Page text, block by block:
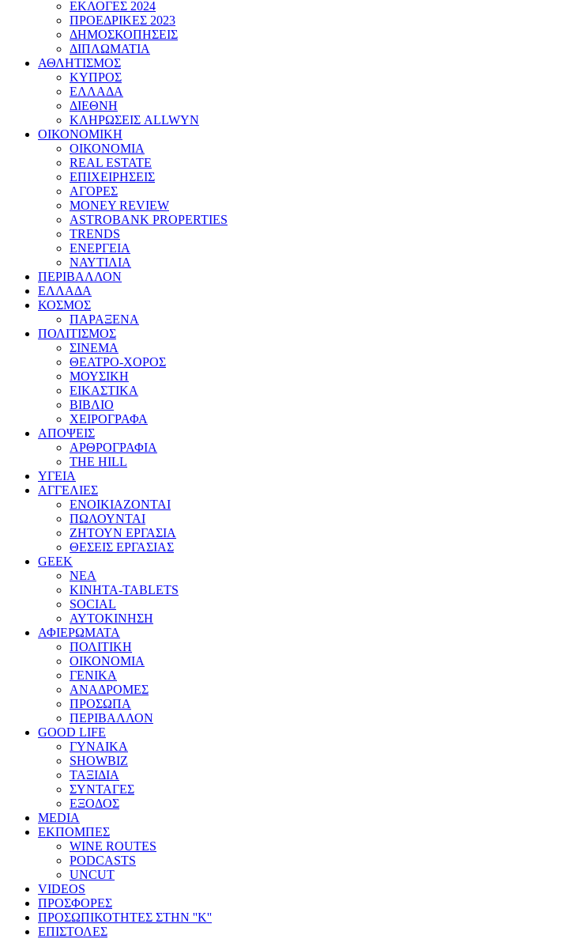
ΕΚΛΟΓΕΣ 2024
ΠΡΟΕΔΡΙΚΕΣ 2023
ΔΗΜΟΣΚΟΠΗΣΕΙΣ
ΔΙΠΛΩΜΑΤΙΑ
ΑΘΛΗΤΙΣΜΟΣ
ΚΥΠΡΟΣ
ΕΛΛΑΔΑ
ΔΙΕΘΝΗ
ΚΛΗΡΩΣΕΙΣ ALLWYN
ΟΙΚΟΝΟΜΙΚΗ
ΟΙΚΟΝΟΜΙΑ
REAL ESTATE
ΕΠΙΧΕΙΡΗΣΕΙΣ
ΑΓΟΡΕΣ
MONEY REVIEW
ASTROBANK PROPERTIES
TRENDS
ΕΝΕΡΓΕΙΑ
ΝΑΥΤΙΛΙΑ
ΠΕΡΙΒΑΛΛΟΝ
ΕΛΛΑΔΑ
ΚΟΣΜΟΣ
ΠΑΡΑΞΕΝΑ
ΠΟΛΙΤΙΣΜΟΣ
ΣΙΝΕΜΑ
ΘΕΑΤΡΟ-ΧΟΡΟΣ
ΜΟΥΣΙΚΗ
ΕΙΚΑΣΤΙΚΑ
ΒΙΒΛΙΟ
ΧΕΙΡΟΓΡΑΦΑ
ΑΠΟΨΕΙΣ
ΑΡΘΡΟΓΡΑΦΙΑ
THE HILL
ΥΓΕΙΑ
ΑΓΓΕΛΙΕΣ
ΕΝΟΙΚΙΑΖΟΝΤΑΙ
ΠΩΛΟΥΝΤΑΙ
ΖΗΤΟΥΝ ΕΡΓΑΣΙΑ
ΘΕΣΕΙΣ ΕΡΓΑΣΙΑΣ
GEEK
ΝΕΑ
ΚΙΝΗΤΑ-TABLETS
SOCIAL
ΑΥΤΟΚΙΝΗΣΗ
ΑΦΙΕΡΩΜΑΤΑ
ΠΟΛΙΤΙΚΗ
ΟΙΚΟΝΟΜΙΑ
ΓΕΝΙΚΑ
ΑΝΑΔΡΟΜΕΣ
ΠΡΟΣΩΠΑ
ΠΕΡΙΒΑΛΛΟΝ
GOOD LIFE
ΓΥΝΑΙΚΑ
SHOWBIZ
ΤΑΞΙΔΙΑ
ΣΥΝΤΑΓΕΣ
ΕΞΟΔΟΣ
MEDIA
ΕΚΠΟΜΠΕΣ
WINE ROUTES
PODCASTS
UNCUT
VIDEOS
ΠΡΟΣΦΟΡΕΣ
ΠΡΟΣΩΠΙΚΟΤΗΤΕΣ ΣΤΗΝ ''Κ''
ΕΠΙΣΤΟΛΕΣ